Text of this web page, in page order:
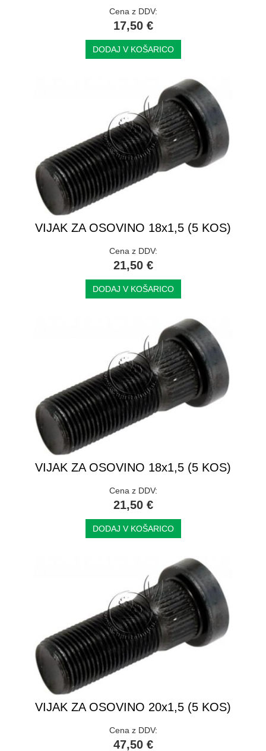
Cena z DDV:
17,50 €
DODAJ V KOŠARICO
VIJAK ZA OSOVINO 18x1,5 (5 KOS)
Cena z DDV:
21,50 €
DODAJ V KOŠARICO
VIJAK ZA OSOVINO 18x1,5 (5 KOS)
Cena z DDV:
21,50 €
DODAJ V KOŠARICO
VIJAK ZA OSOVINO 20x1,5 (5 KOS)
Cena z DDV:
47,50 €